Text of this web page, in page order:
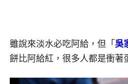
雖說來淡水必吃阿給，但「 吳
餅比阿給紅，很多人都是衝著